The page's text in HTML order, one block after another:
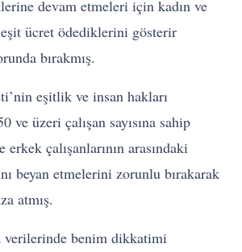
devam etmeleri için kadın ve
ücret ödediklerini gösterir
bırakmış.
eşitlik ve insan hakları
ve üzeri çalışan sayısına sahip
erkek çalışanlarının arasındaki
beyan etmelerini zorunlu bırakarak
atmış.
verilerinde benim dikkatimi